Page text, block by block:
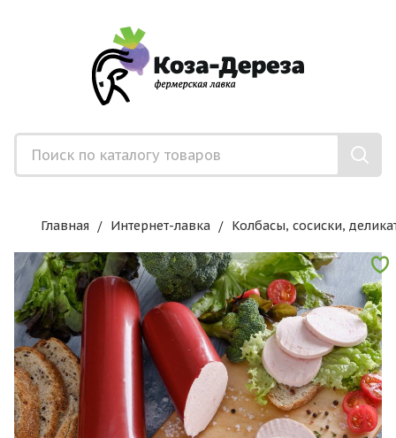
Главная Интернет-лавка Колбасы, сосиски,